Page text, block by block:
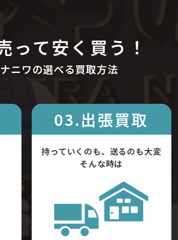
って安く買う！
ニワの選べる買取方法
03.出張買取
持っていくのも、送るのも大変
そんな時は